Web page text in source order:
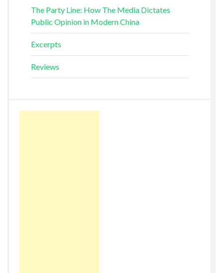
The Party Line: How The Media Dictates
Public Opinion in Modern China
Excerpts
Reviews